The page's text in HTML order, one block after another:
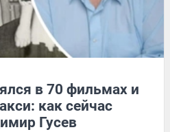
в 70 фильмах и
как сейчас
Гусев